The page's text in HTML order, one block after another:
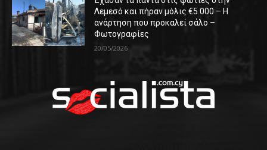
Λεμεσό και πήραν μόλις €5.000 – Η
ανάρτηση που προκαλεί σάλο –
Φωτογραφίες
20/05/2026